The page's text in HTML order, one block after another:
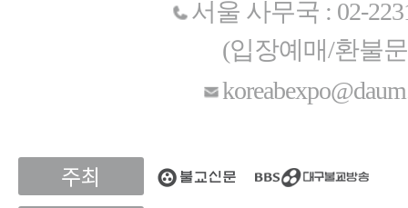
서울 사무국 : 02-
(입장예매/환불
주최